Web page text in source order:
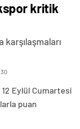
kritik
karşılaşmaları
Eylül Cumartesi
puan